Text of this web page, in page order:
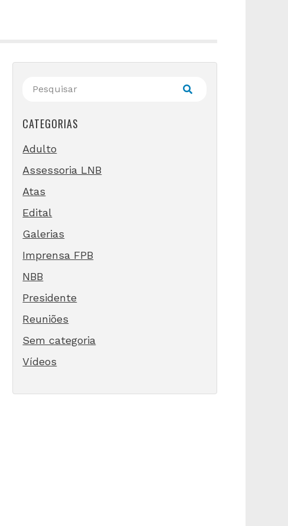
CATEGORIAS
Adulto
Assessoria LNB
Atas
Edital
Galerias
Imprensa FPB
NBB
Presidente
Reuniões
Sem categoria
Vídeos